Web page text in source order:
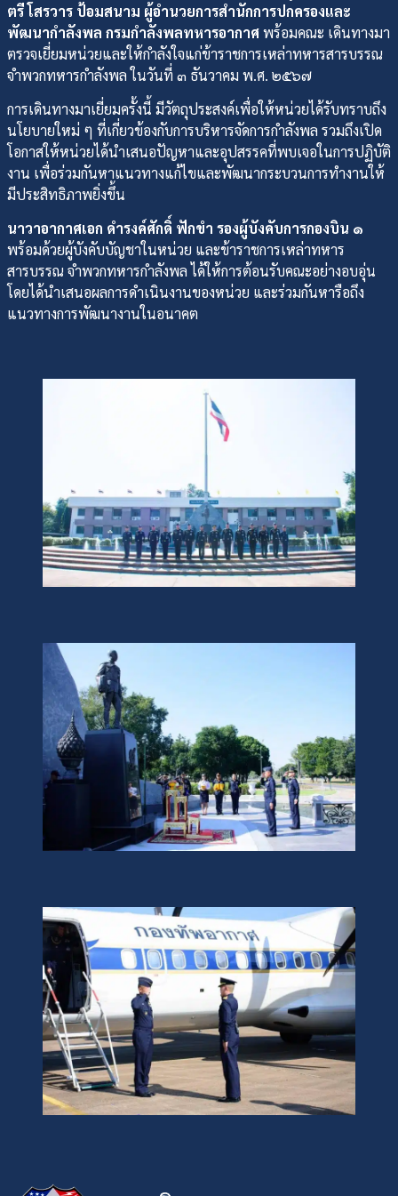
ตรี โสรวาร ป้อมสนาม ผู้อำนวยการสำนักการปกครองและ
พัฒนากำลังพล กรมกำลังพลทหารอากาศพร้อมคณะ เดินทางมา
ตรวจเยี่ยมหน่วยและให้กำลังใจแก่ข้าราชการเหล่าทหารสารบรรณ
จำพวกทหารกำลังพล ในวันที่ ๓ ธันวาคม พ.ศ. ๒๕๖๗
การเดินทางมาเยี่ยมครั้งนี้ มีวัตถุประสงค์เพื่อให้หน่วยได้รับทราบถึง
นโยบายใหม่ ๆ ที่เกี่ยวข้องกับการบริหารจัดการกำลังพล รวมถึงเปิด
โอกาสให้หน่วยได้นำเสนอปัญหาและอุปสรรคที่พบเจอในการปฏิบัติ
งาน เพื่อร่วมกันหาแนวทางแก้ไขและพัฒนากระบวนการทำงานให้
มีประสิทธิภาพยิ่งขึ้น
นาวาอากาศเอก ดำรงค์ศักดิ์ ฟักขำ รองผู้บังคับการกองบิน ๑
พร้อมด้วยผู้บังคับบัญชาในหน่วย และข้าราชการเหล่าทหาร
สารบรรณ จำพวกทหารกำลังพล ได้ให้การต้อนรับคณะอย่างอบอุ่น
โดยได้นำเสนอผลการดำเนินงานของหน่วย และร่วมกันหารือถึง
แนวทางการพัฒนางานในอนาคต